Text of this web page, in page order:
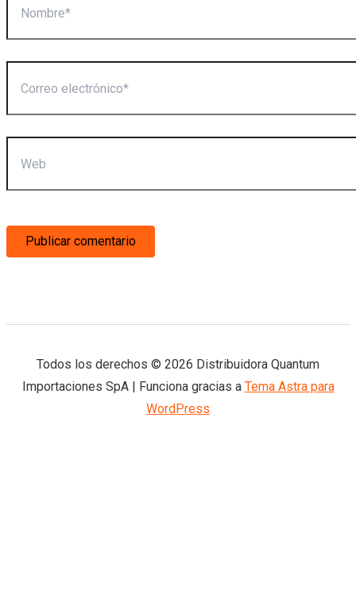
electrónico*
Todos los derechos © 2026 Distribuidora Quantum
Importaciones SpA | Funciona gracias a Tema Astra para
WordPress